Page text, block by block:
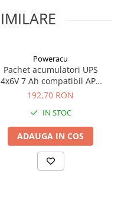
Poweracu
Pachet acumulatori UPS
4x6V 7 Ah compatibil APC
RBC34
192,70 RON
IN STOC
ADAUGA IN COS